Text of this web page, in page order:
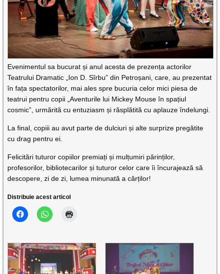
Evenimentul sa bucurat și anul acesta de prezența actorilor
Teatrului Dramatic „Ion D. Sîrbu” din Petroșani, care, au prezentat
în fața spectatorilor, mai ales spre bucuria celor mici piesa de
teatrui pentru copii „Aventurile lui Mickey Mouse în spațiul
cosmic”, urmărită cu entuziasm și răsplătită cu aplauze îndelungi.
La final, copiii au avut parte de dulciuri și alte surprize pregătite
cu drag pentru ei.
Felicitări tuturor copiilor premiați și mulțumiri părinților,
profesorilor, bibliotecarilor și tuturor celor care îi încurajează să
descopere, zi de zi, lumea minunată a cărților!
Distribuie acest articol